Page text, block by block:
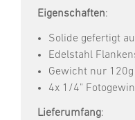
Eigenschaften:
Solide gefertigt
Edelstahl
Gewicht nur 120g
4x 1/4"
Lieferumfang: